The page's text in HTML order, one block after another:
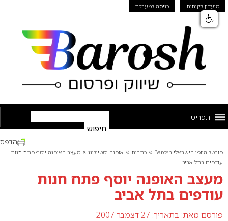
מועדון לקוחות כניסה למערכת
תפריט
פורטל היופי הישראלי Barosh » כתבות » אופנה וסטיילינג » מעצב האופנה יוסף פתח חנות
עודפים בתל אביב
מעצב האופנה יוסף פתח חנות
עודפים בתל אביב
פורסם מאת: בתאריך: 27 דצמבר 2007
הדפס